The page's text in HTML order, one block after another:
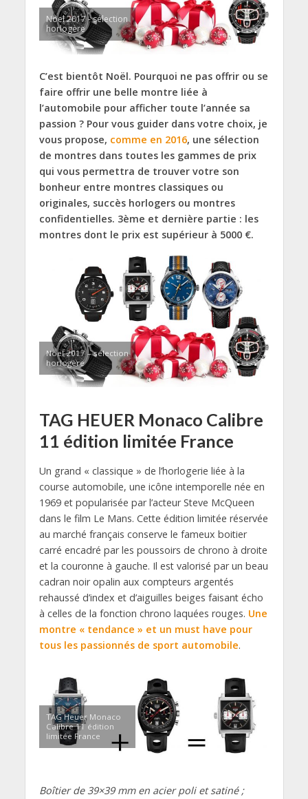
Noel 2017 - sélection
horlogère
C’est bientôt Noël. Pourquoi ne pas offrir ou se
faire offrir une belle montre liée à
l’automobile pour afficher toute l’année sa
passion ? Pour vous guider dans votre choix, je
vous propose, comme en 2016, une sélection
de montres dans toutes les gammes de prix
qui vous permettra de trouver votre son
bonheur entre montres classiques ou
originales, succès horlogers ou montres
confidentielles. 3ème et dernière partie : les
montres dont le prix est supérieur à 5000 €.
Noel 2017 – sélection
horlogère
TAG HEUER Monaco Calibre
11 édition limitée France
Un grand « classique » de l’horlogerie liée à la
course automobile, une icône intemporelle née en
1969 et popularisée par l’acteur Steve McQueen
dans le film Le Mans. Cette édition limitée réservée
au marché français conserve le fameux boitier
carré encadré par les poussoirs de chrono à droite
et la couronne à gauche. Il est valorisé par un beau
cadran noir opalin aux compteurs argentés
rehaussé d’index et d’aiguilles beiges faisant écho
à celles de la fonction chrono laquées rouges. Une
montre « tendance » et un must have pour
tous les passionnés de sport automobile.
TAG Heuer Monaco
Calibre 11 édition
limitée France
Boîtier de 39×39 mm en acier poli et satiné ;